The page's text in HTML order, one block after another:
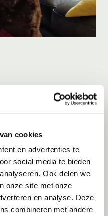
cookies
en advertenties te
social media te bieden
Ook delen we
onze site met onze
en analyse. Deze
combineren met andere